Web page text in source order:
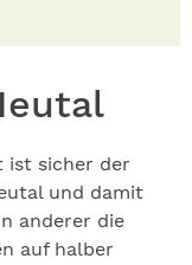
ist sicher der
und damit
anderer die
auf halber